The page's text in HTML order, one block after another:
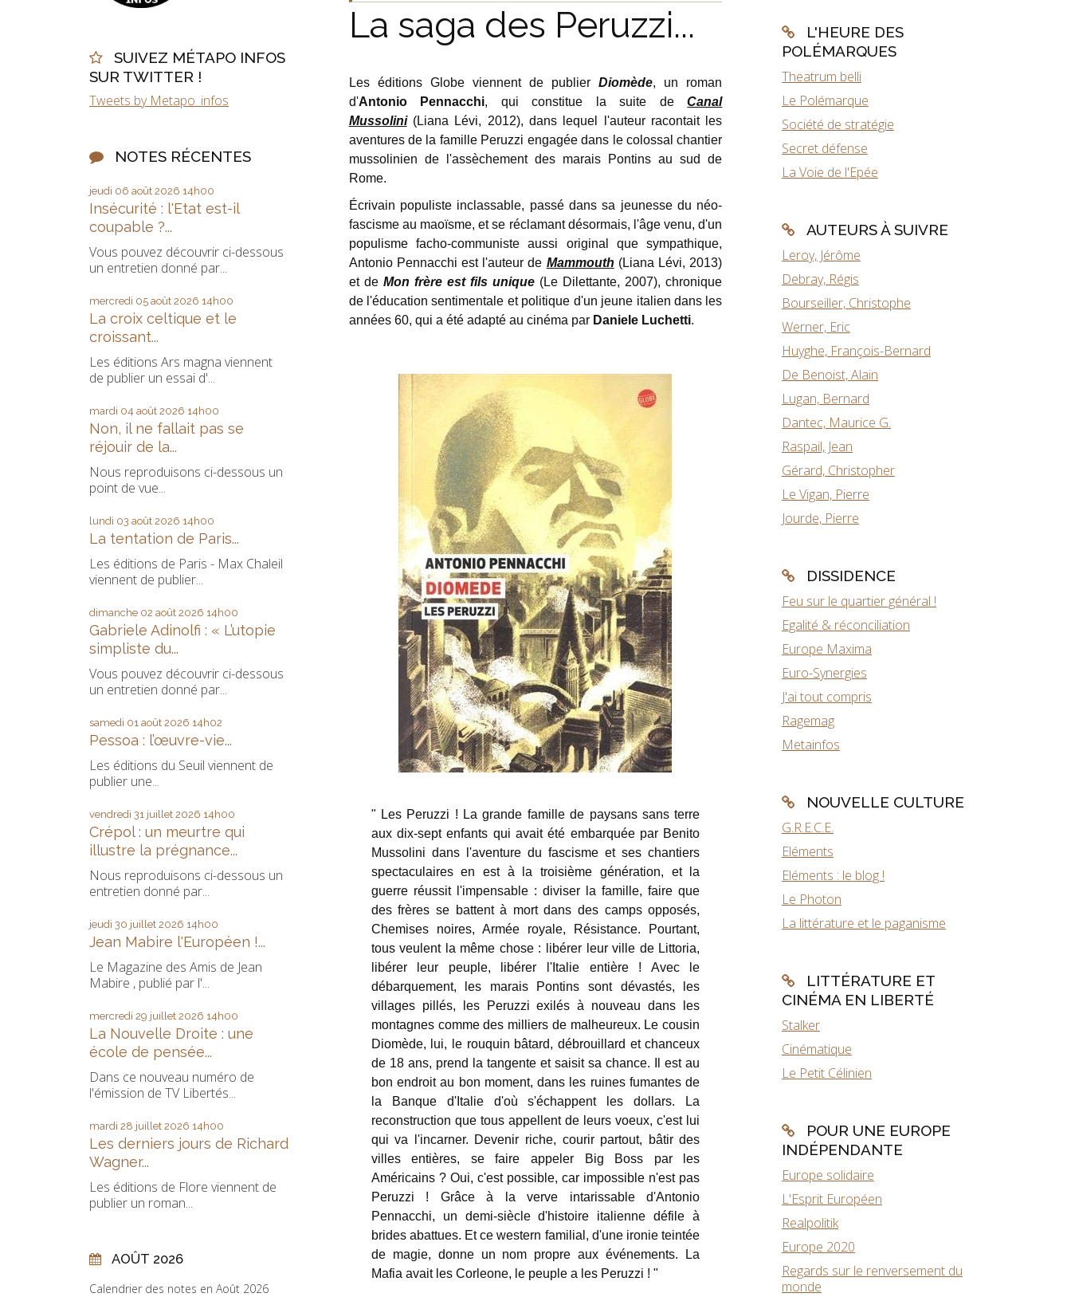
SUIVEZ MÉTAPO INFOS
SUR TWITTER !
Tweets by Metapo_infos
NOTES RÉCENTES
jeudi 06 août 2026 14h00
Insécurité : l'Etat est-il
coupable ?...
Vous pouvez découvrir ci-dessous
un entretien donné par...
mercredi 05 août 2026 14h00
La croix celtique et le
croissant...
Les éditions Ars magna viennent
de publier un essai d'...
mardi 04 août 2026 14h00
Non, il ne fallait pas se
réjouir de la...
Nous reproduisons ci-dessous un
point de vue...
lundi 03 août 2026 14h00
La tentation de Paris...
Les éditions de Paris - Max Chaleil
viennent de publier...
dimanche 02 août 2026 14h00
Gabriele Adinolfi : « L’utopie
simpliste du...
Vous pouvez découvrir ci-dessous
un entretien donné par...
samedi 01 août 2026 14h02
Pessoa : l’œuvre-vie...
Les éditions du Seuil viennent de
publier une...
vendredi 31 juillet 2026 14h00
Crépol : un meurtre qui
illustre la prégnance...
Nous reproduisons ci-dessous un
entretien donné par...
jeudi 30 juillet 2026 14h00
Jean Mabire l'Européen !...
Le Magazine des Amis de Jean
Mabire , publié par l'...
mercredi 29 juillet 2026 14h00
La Nouvelle Droite : une
école de pensée...
Dans ce nouveau numéro de
l'émission de TV Libertés...
mardi 28 juillet 2026 14h00
Les derniers jours de Richard
Wagner...
Les éditions de Flore viennent de
publier un roman...
AOÛT 2026
Calendrier des notes en Août 2026
La saga des Peruzzi...
Les éditions Globe viennent de publierDiomède, un roman
d'Antonio Pennacchi, qui constitue la suite deCanal
Mussolini (Liana Lévi, 2012), dans lequel l'auteur racontait les
aventures de la famille Peruzzi engagée dans le colossal chantier
mussolinien de l'assèchement des marais Pontins au sud de
Rome.
Écrivain populiste inclassable, passé dans sa jeunesse du néo-
fascisme au maoïsme, et se réclamant désormais, l'âge venu, d'un
populisme facho-communiste aussi original que sympathique,
Antonio Pennacchi est l'auteur de Mammouth (Liana Lévi, 2013)
et de Mon frère est fils unique (Le Dilettante, 2007), chronique
de l'éducation sentimentale et politique d'un jeune italien dans les
années 60, qui a été adapté au cinéma par Daniele Luchetti.
" Les Peruzzi ! La grande famille de paysans sans terre
aux dix-sept enfants qui avait été embarquée par Benito
Mussolini dans l'aventure du fascisme et ses chantiers
spectaculaires en est à la troisième génération, et la
guerre réussit l'impensable : diviser la famille, faire que
des frères se battent à mort dans des camps opposés,
Chemises noires, Armée royale, Résistance. Pourtant,
tous veulent la même chose : libérer leur ville de Littoria,
libérer leur peuple, libérer l'Italie entière ! Avec le
débarquement, les marais Pontins sont dévastés, les
villages pillés, les Peruzzi exilés à nouveau dans les
montagnes comme des milliers de malheureux. Le cousin
Diomède, lui, le rouquin bâtard, débrouillard et chanceux
de 18 ans, prend la tangente et saisit sa chance. Il est au
bon endroit au bon moment, dans les ruines fumantes de
la Banque d'Italie d'où s'échappent les dollars. La
reconstruction que tous appellent de leurs voeux, c'est lui
qui va l'incarner. Devenir riche, courir partout, bâtir des
villes entières, se faire appeler Big Boss par les
Américains ? Oui, c'est possible, car impossible n'est pas
Peruzzi ! Grâce à la verve intarissable d'Antonio
Pennacchi, un demi-siècle d'histoire italienne défile à
brides abattues. Et ce western familial, d'une ironie teintée
de magie, donne un nom propre aux événements. La
Mafia avait les Corleone, le peuple a les Peruzzi ! "
L'HEURE DES
POLÉMARQUES
Theatrum belli
Le Polémarque
Société de stratégie
Secret défense
La Voie de l'Epée
AUTEURS À SUIVRE
Leroy, Jérôme
Debray, Régis
Bourseiller, Christophe
Werner, Eric
Huyghe, François-Bernard
De Benoist, Alain
Lugan, Bernard
Dantec, Maurice G.
Raspail, Jean
Gérard, Christopher
Le Vigan, Pierre
Jourde, Pierre
DISSIDENCE
Feu sur le quartier général !
Egalité & réconciliation
Europe Maxima
Euro-Synergies
J'ai tout compris
Ragemag
Metainfos
NOUVELLE CULTURE
G.R.E.C.E.
Eléments
Eléments : le blog !
Le Photon
La littérature et le paganisme
LITTÉRATURE ET
CINÉMA EN LIBERTÉ
Stalker
Cinématique
Le Petit Célinien
POUR UNE EUROPE
INDÉPENDANTE
Europe solidaire
L'Esprit Européen
Realpolitik
Europe 2020
Regards sur le renversement du
monde